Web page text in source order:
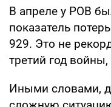
В апреле у РОВ
показатель
929. Это не
третий год войны,
Иными словами,